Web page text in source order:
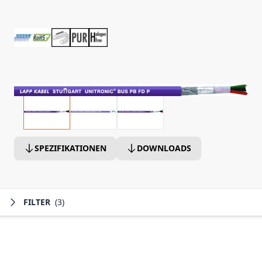
SPEZIFIKATIONEN DOWNLOADS
FILTER (3)